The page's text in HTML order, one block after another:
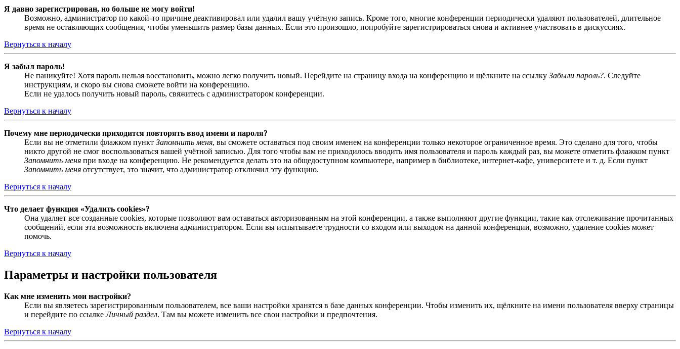
Я давно зарегистрирован, но больше не могу войти!
Возможно, администратор по какой-то причине деактивировал или удалил вашу учётную запись. Кроме того, многие конференции периодически удаляют пользователей, длительное
время не оставляющих сообщения, чтобы уменьшить размер базы данных. Если это произошло, попробуйте зарегистрироваться снова и активнее участвовать в дискуссиях.
Вернуться к началу
Я забыл пароль!
Не паникуйте! Хотя пароль нельзя восстановить, можно легко получить новый. Перейдите на страницу входа на конференцию и щёлкните на ссылку Забыли пароль?. Следуйте
инструкциям, и скоро вы снова сможете войти на конференцию.
Если не удалось получить новый пароль, свяжитесь с администратором конференции.
Вернуться к началу
Почему мне периодически приходится повторять ввод имени и пароля?
Если вы не отметили флажком пункт Запомнить меня, вы сможете оставаться под своим именем на конференции только некоторое ограниченное время. Это сделано для того, чтобы
никто другой не смог воспользоваться вашей учётной записью. Для того чтобы вам не приходилось вводить имя пользователя и пароль каждый раз, вы можете отметить флажком пункт
Запомнить меня при входе на конференцию. Не рекомендуется делать это на общедоступном компьютере, например в библиотеке, интернет-кафе, университете и т. д. Если пункт
Запомнить меня отсутствует, это значит, что администратор отключил эту функцию.
Вернуться к началу
Что делает функция «Удалить cookies»?
Она удаляет все созданные cookies, которые позволяют вам оставаться авторизованным на этой конференции, а также выполняют другие функции, такие как отслеживание прочитанных
сообщений, если эта возможность включена администратором. Если вы испытываете трудности со входом или выходом на данной конференции, возможно, удаление cookies может
помочь.
Вернуться к началу
Параметры и настройки пользователя
Как мне изменить мои настройки?
Если вы являетесь зарегистрированным пользователем, все ваши настройки хранятся в базе данных конференции. Чтобы изменить их, щёлкните на имени пользователя вверху страницы
и перейдите по ссылкеЛичный раздел. Там вы можете изменить все свои настройки и предпочтения.
Вернуться к началу